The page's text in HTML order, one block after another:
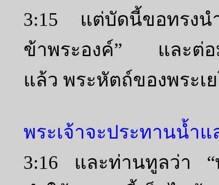
3:15 แต่บัดนี้ขอทรงนำ
ข้าพระองค์” และต่อม
แล้ว พระหัตถ์ของพระ
พระเจ้าจะประทานน้ำ
3:16 และท่านทูลว่า “